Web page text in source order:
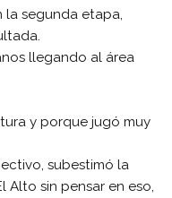
la segunda etapa,
llegando al área
y porque jugó muy
subestimó la
Alto sin pensar en eso,